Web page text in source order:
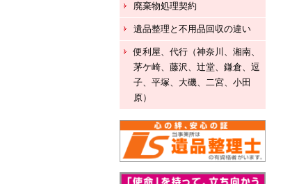
廃棄物処理契約
遺品整理と不用品回収の違い
便利屋、代行（神奈川、湘南、
茅ケ崎、藤沢、辻堂、鎌倉、逗
子、平塚、大磯、二宮、小田
原）